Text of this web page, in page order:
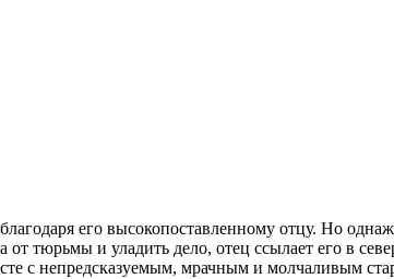
его высокопоставленному отцу. Но
тюрьмы и уладить дело, отец ссылает его в
с непредсказуемым, мрачным и молчаливым